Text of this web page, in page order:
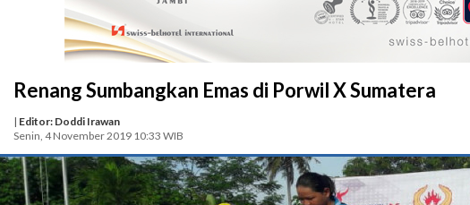
Renang Sumbangkan Emas di Porwil X Sumatera
| Editor: Doddi Irawan
Senin, 4 November 2019 10:33 WIB